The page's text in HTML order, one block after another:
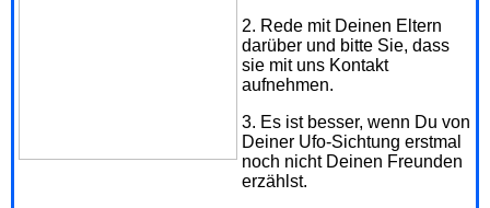
2. Rede mit Deinen Eltern
darüber und bitte Sie, dass
sie mit uns Kontakt
aufnehmen.
3. Es ist besser, wenn Du von
Deiner Ufo-Sichtung erstmal
noch nicht Deinen Freunden
erzählst.